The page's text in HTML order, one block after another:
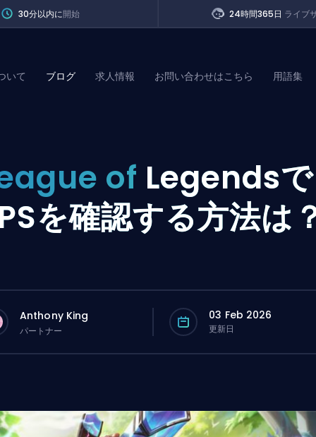
30分以内に開始 24時間365日 ライブ
いて ブログ 求人情報 お問い合わせはこちら 用語集
of Legendsで
を確認する方法は
Anthony King
パートナー
03 Feb 2026
更新日